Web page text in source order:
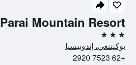
Parai Mountain Resort
3 نجوم
بوكيتنغي، إندونيسيا
+62 7523 2920